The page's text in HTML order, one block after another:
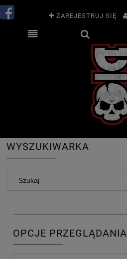
ZAREJESTRUJ SIĘ
WYSZUKIWARKA
OPCJE PRZEGLĄDANIA